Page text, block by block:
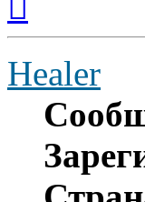
началу
Healer